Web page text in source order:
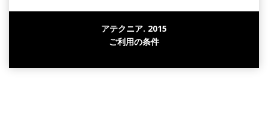
アテクニア. 2015
ご利用の条件